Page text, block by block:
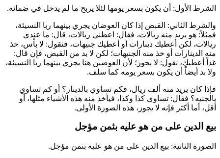
الشرط الأول: أن يكون بسعر يومها لئلا يربح ما لم يدخل في ضمانه.
والشرط الثاني: القبض إذا كان العوضان يجري بينهما ربا النسيئة،
فمثلاً: هو يريد منه ريالات، فقال: اعطني ريالات، قال: ما عندي
ريالات، لكن أعطيك دينارات أو أعطيك جنيهات، فنقول: لا بأس، خذ
منه الدينارات أو خذ منه الجنيهات؛ لكن لا بد من القبض، فإن قال:
غداً أعطيك، نقول: لا يجوز؛ لأن العوضين هنا يجري بينهما ربا النسيئة،
ولا بد أيضاً أن يكون بسعر يومه كما سلف.
فإذا كان يريد منه ألف ريال، فكم تساوي بالدينار؟ أو كم تساوي
بالجنيه؟ فقال: تساوي كذا وكذا، فيأخذ منه هذه الأشياء مثلها، أو
أقل، أما أكثر فإنه لا يجوز، هذه الصورة الأولى.
بيع الدين على من هو عليه بثمن مؤجل
الصورة الثانية: بيع الدين على من هو عليه بثمن مؤجل.